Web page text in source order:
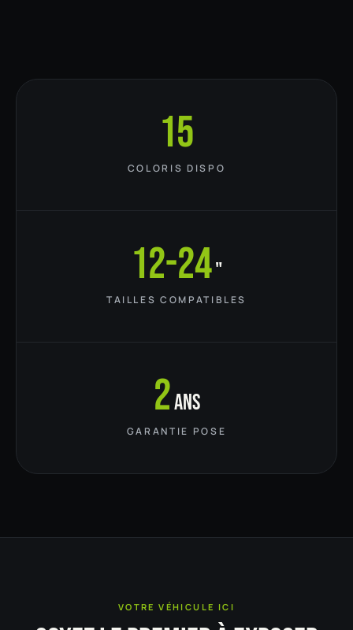
15
COLORIS DISPO
12-24"
TAILLES COMPATIBLES
2ans
GARANTIE POSE
VOTRE VÉHICULE ICI